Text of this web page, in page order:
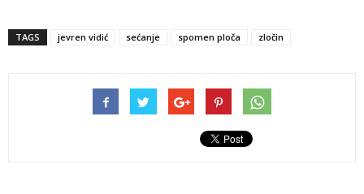
TAGS jevren vidić sećanje spomen ploča zločin